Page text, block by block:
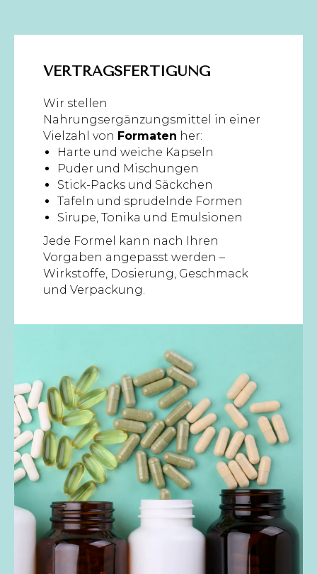
VERTRAGSFERTIGUNG
Wir stellen
Nahrungsergänzungsmittel in einer
Vielzahl von Formaten her:
Harte und weiche Kapseln
Puder und Mischungen
Stick-Packs und Säckchen
Tafeln und sprudelnde Formen
Sirupe, Tonika und Emulsionen
Jede Formel kann nach Ihren
Vorgaben angepasst werden –
Wirkstoffe, Dosierung, Geschmack
und Verpackung.